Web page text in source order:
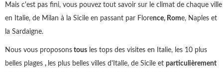
Mais c'est pas fini, vous pouvez tout savoir sur le climat de chaque ville
en Italie, de Milan à la Sicile en passant par Florence, Rome, Naples et
la Sardaigne.
Nous vous proposons tous les tops des visites en Italie, les 10 plus
belles plages , les plus belles villes d'Italie, de Sicile et particulièrement